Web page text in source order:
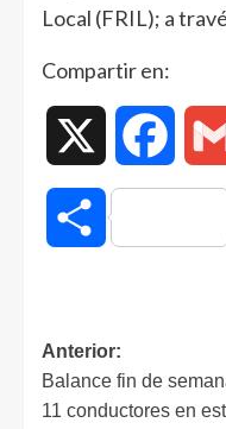
Local (FRIL); a
Compartir en:
Compartir
Anterior:
Balance fin de
11 conductores en